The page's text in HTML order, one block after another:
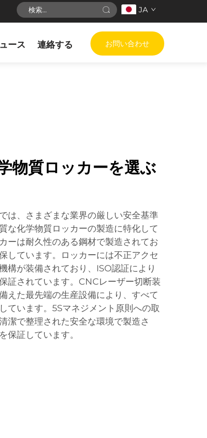
JA
ース 連絡する お問い合わせ
物質ロッカーを選ぶ
は、さまざまな業界の厳しい安全基準
な化学物質ロッカーの製造に特化して
ーは耐久性のある鋼材で製造されてお
しています。ロッカーには不正アクセ
構が装備されており、ISO認証により
証されています。CNCレーザー切断装
えた最先端の生産設備により、すべて
ています。5Sマネジメント原則への取
潔で整理された安全な環境で製造さ
保証しています。